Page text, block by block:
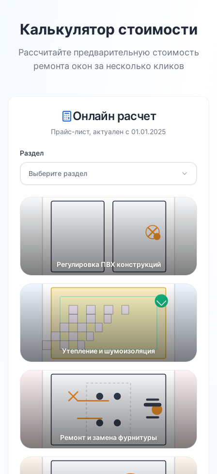
Калькулятор стоимости
Рассчитайте предварительную стоимость
ремонта окон за несколько кликов
Онлайн расчет
Прайс-лист, актуален с 01.01.2025
Раздел
Выберите раздел
Регулировка ПВХ конструкций
Утепление и шумоизоляция
Ремонт и замена фурнитуры